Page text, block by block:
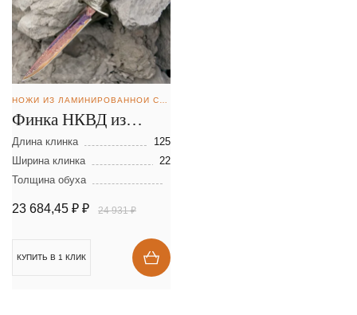
НОЖИ ИЗ ЛАМИНИРОВАННОЙ СТАЛИ
Финка НКВД из
ламинированной
стали
Длина клинка
125
Ширина клинка
22
Толщина обуха
23 684,45 ₽ ₽ 24 931 ₽
КУПИТЬ В 1 КЛИК